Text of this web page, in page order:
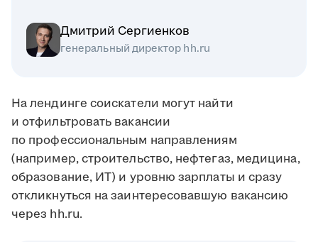
Дмитрий Сергиенков
генеральный директор hh.ru
На лендинге соискатели могут найти
и отфильтровать вакансии
по профессиональным направлениям
(например, строительство, нефтегаз, медицина,
образование, ИТ) и уровню зарплаты и сразу
откликнуться на заинтересовавшую вакансию
через hh.ru.